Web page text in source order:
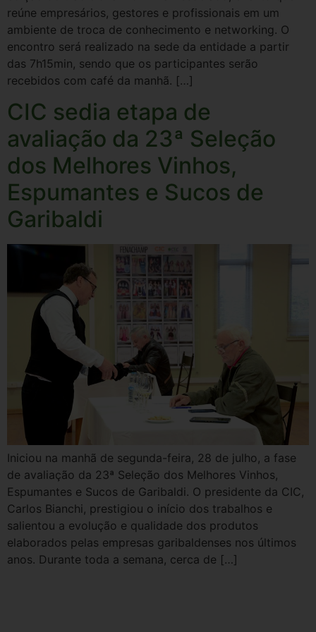
reúne empresários, gestores e profissionais em um
ambiente de troca de conhecimento e networking. O
encontro será realizado na sede da entidade a partir
das 7h15min, sendo que os participantes serão
recebidos com café da manhã. […]
CIC sedia etapa de
avaliação da 23ª Seleção
dos Melhores Vinhos,
Espumantes e Sucos de
Garibaldi
Iniciou na manhã de segunda-feira, 28 de julho, a fase
de avaliação da 23ª Seleção dos Melhores Vinhos,
Espumantes e Sucos de Garibaldi. O presidente da CIC,
Carlos Bianchi, prestigiou o início dos trabalhos e
salientou a evolução e qualidade dos produtos
elaborados pelas empresas garibaldenses nos últimos
anos. Durante toda a semana, cerca de […]